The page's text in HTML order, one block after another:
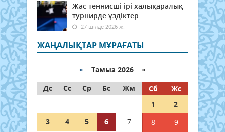
Жас теннисші ірі халықаралық
турнирде үздіктер
27 шілде 2026 ж.
ЖАҢАЛЫҚТАР МҰРАҒАТЫ
« Тамыз 2026 »
Дс
Сс Ср Бс Жм Сб
Жс
1
2
3
4 5 6 7 8
9